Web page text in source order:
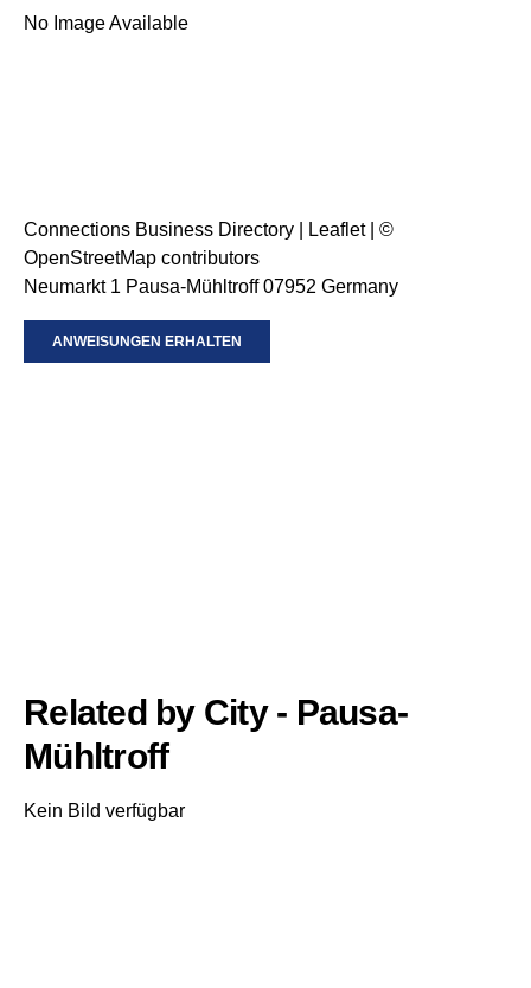
No Image Available
Connections Business Directory Leaflet| ©
OpenStreetMap contributors
Neumarkt 1 Pausa-Mühltroff 07952 Germany
ANWEISUNGEN ERHALTEN
Related by City - Pausa-
Mühltroff
Kein Bild verfügbar